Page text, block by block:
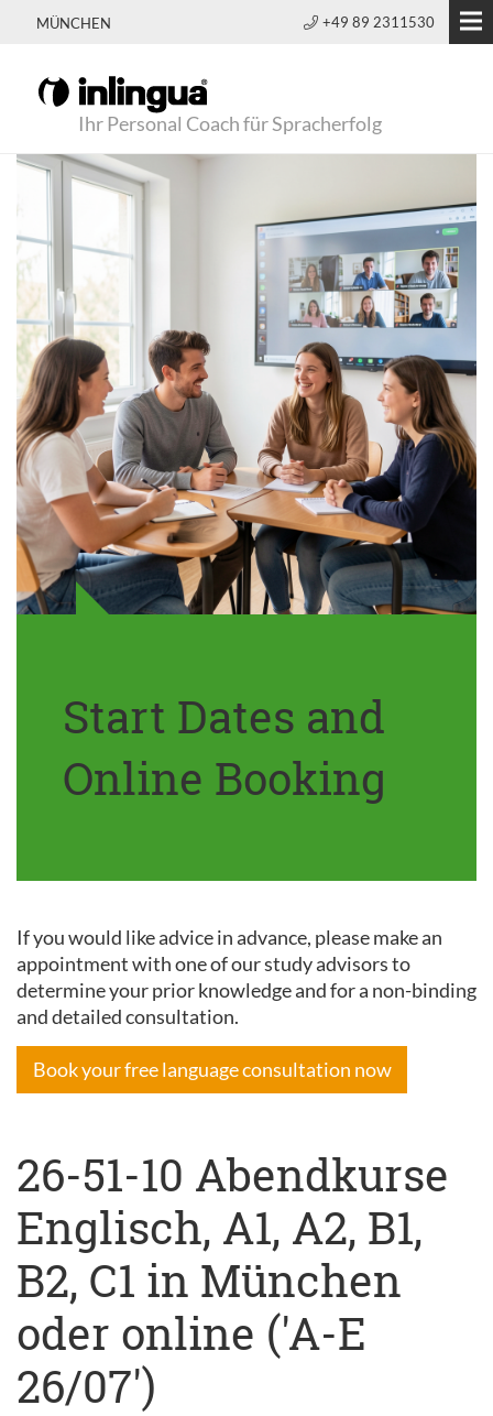
MÜNCHEN +49 89 2311530
Ihr Personal Coach für Spracherfolg
Start Dates and
Online Booking
If you would like advice in advance, please make an
appointment with one of our study advisors to
determine your prior knowledge and for a non-binding
and detailed consultation.
Book your free language consultation now
26-51-10 Abendkurse
Englisch, A1, A2, B1,
B2, C1 in München
oder online ('A-E
26/07')